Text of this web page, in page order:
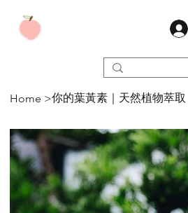
Home >你的葉黃素｜天然植物萃取